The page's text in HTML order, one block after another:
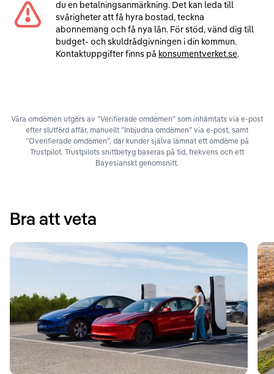
du en betalningsanmärkning. Det kan leda till
svårigheter att få hyra bostad, teckna
abonnemang och få nya lån. För stöd, vänd dig till
budget- och skuldrådgivningen i din kommun.
Kontaktuppgifter finns på konsumentverket.se.
Våra omdömen utgörs av ”Verifierade omdömen” som inhämtats via e-post
efter slutförd affär, manuellt ”Inbjudna omdömen” via e-post, samt
”Overifierade omdömen”, där kunder själva lämnat ett omdöme på
Trustpilot. Trustpilots snittbetyg baseras på tid, frekvens och ett
Bayesianskt genomsnitt.
Bra att veta